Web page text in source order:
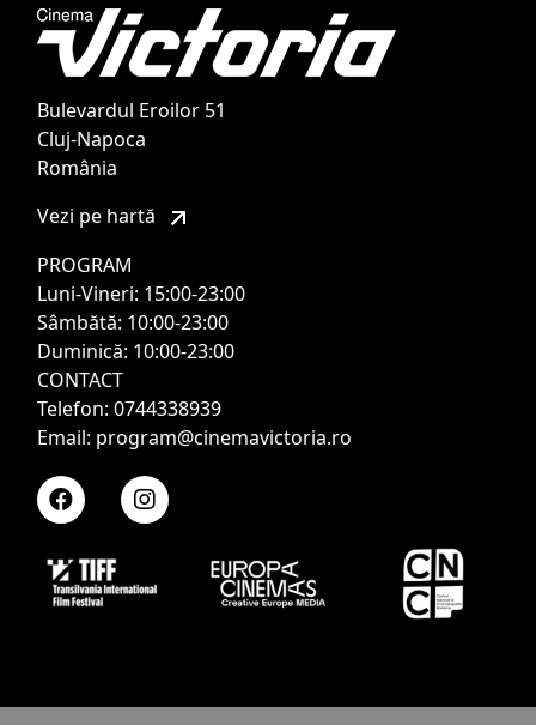
Bulevardul Eroilor 51
Cluj-Napoca
România
Vezi pe hartă
PROGRAM
Luni-Vineri: 15:00-23:00
Sâmbătă: 10:00-23:00
Duminică: 10:00-23:00
CONTACT
Telefon: 0744338939
Email: program@cinemavictoria.ro